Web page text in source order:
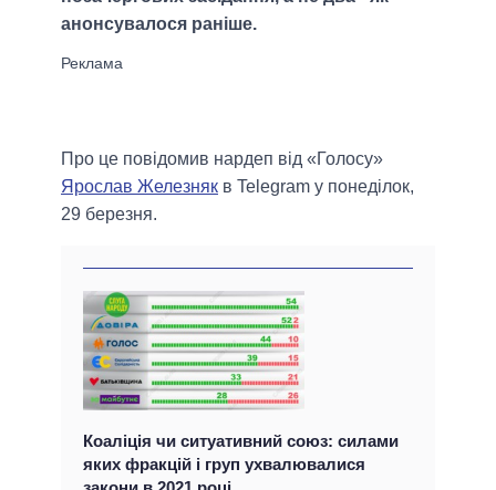
анонсувалося раніше.
Про це повідомив нардеп від «Голосу»
Ярослав Железняк в Telegram у понеділок,
29 березня.
Коаліція чи ситуативний союз: силами
яких фракцій і груп ухвалювалися